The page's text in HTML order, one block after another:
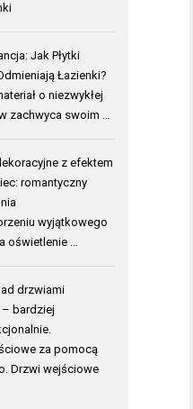
Jak Płytki
Łazienki?
o niezwykłej
zachwyca swoim …
z efektem
romantyczny
wyjątkowego
oświetlenie …
drzwiami
bardziej
za pomocą
Drzwi wejściowe